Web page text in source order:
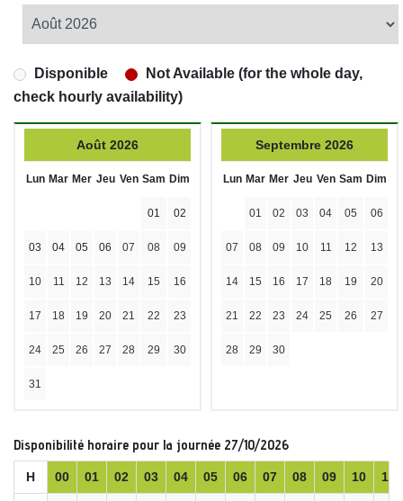
Disponible
Not Available (for the whole day,
check hourly availability)
Août 2026
Lun Mar Mer Jeu Ven Sam Dim
01 02
03 04 05 06 07 08 09
10 11 12 13 14 15 16
17 18 19 20 21 22 23
24 25 26 27 28 29 30
31
Septembre 2026
Lun Mar Mer Jeu Ven Sam Dim
01 02 03 04 05 06
07 08 09 10 11 12 13
14 15 16 17 18 19 20
21 22 23 24 25 26 27
28 29 30
Disponibilité horaire pour la journée 27/10/2026
H 00 01 02 03 04 05 06 07 08 09 10 11